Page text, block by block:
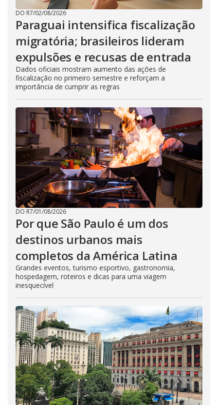
DO R7/02/08/2026
Paraguai intensifica fiscalização
migratória; brasileiros lideram
expulsões e recusas de entrada
Dados oficiais mostram aumento das ações de
fiscalização no primeiro semestre e reforçam a
importância de cumprir as regras
DO R7/01/08/2026
Por que São Paulo é um dos
destinos urbanos mais
completos da América Latina
Grandes eventos, turismo esportivo, gastronomia,
hospedagem, roteiros e dicas para uma viagem
inesquecível